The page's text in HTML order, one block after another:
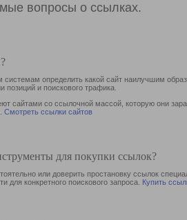
вопросы о ссылках.
определить какой сайт наилучшим
позиций и поискового трафика.
сайтами со ссылочной массой, которую они
Смотреть ссылки сайтов
для покупки ссылок?
или доверить простановку ссылок
конкретного поискового запроса. Купить